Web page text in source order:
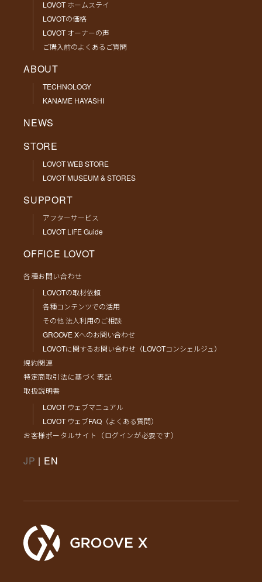
LOVOT ホームステイ
LOVOTの価格
LOVOT オーナーの声
ご購入前のよくあるご質問
ABOUT
TECHNOLOGY
KANAME HAYASHI
NEWS
STORE
LOVOT WEB STORE
LOVOT MUSEUM & STORES
SUPPORT
アフターサービス
LOVOT LIFE Guide
OFFICE LOVOT
各種お問い合わせ
LOVOTの取材依頼
各種コンテンツでの活用
その他 法人利用のご相談
GROOVE Xへのお問い合わせ
LOVOTに関するお問い合わせ（LOVOTコンシェルジュ）
規約関連
特定商取引法に基づく表記
取扱説明書
LOVOT ウェブマニュアル
LOVOT ウェブFAQ（よくある質問）
お客様ポータルサイト（ログインが必要です）
JP | EN